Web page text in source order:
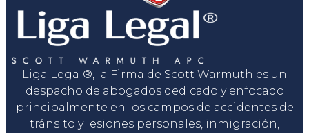
Liga Legal®, la Firma de Scott Warmuth es un
despacho de abogados dedicado y enfocado
principalmente en los campos de accidentes de
tránsito y lesiones personales, inmigración,